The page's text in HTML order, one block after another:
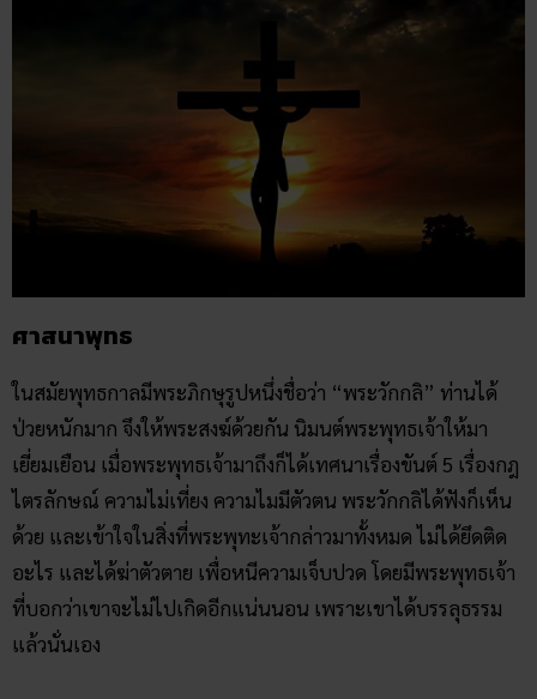
ศาสนาพุทธ
ในสมัยพุทธกาลมีพระภิกษุรูปหนึ่งชื่อว่า “พระวักกลิ” ท่านได้
ป่วยหนักมาก จึงให้พระสงฆ์ด้วยกัน นิมนต์พระพุทธเจ้าให้มา
เยี่ยมเยือน เมื่อพระพุทธเจ้ามาถึงก็ได้เทศนาเรื่องขันต์ 5 เรื่องกฎ
ไตรลักษณ์ ความไม่เที่ยง ความไมมีตัวตน พระวักกลิได้ฟังก็เห็น
ด้วย และเข้าใจในสิ่งที่พระพุทะเจ้ากล่าวมาทั้งหมด ไม่ได้ยึดติด
อะไร และได้ฆ่าตัวตาย เพื่อหนีความเจ็บปวด โดยมีพระพุทธเจ้า
ที่บอกว่าเขาจะไม่ไปเกิดอีกแน่นนอน เพราะเขาได้บรรลุธรรม
แล้วนั่นเอง